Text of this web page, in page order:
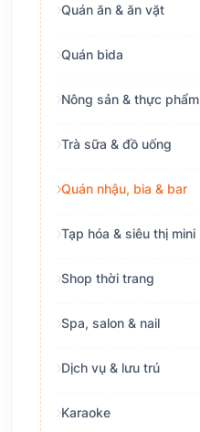
Quán ăn & ăn vặt
Quán bida
Nông sản & thực phẩm
Trà sữa & đồ uống
Quán nhậu, bia & bar
Tạp hóa & siêu thị mini
Shop thời trang
Spa, salon & nail
Dịch vụ & lưu trú
Karaoke